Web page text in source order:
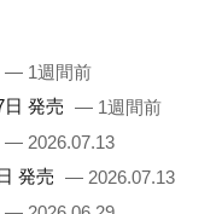
— 1週間前
日 発売 — 1週間前
— 2026.07.13
発売 — 2026.07.13